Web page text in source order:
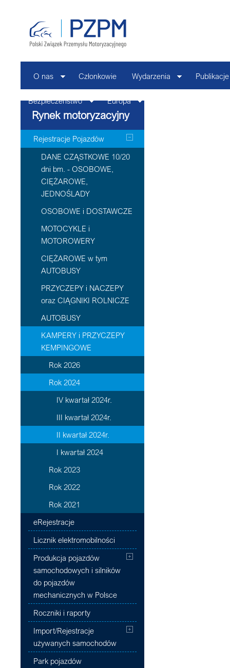
O nas Członkowie Wydarzenia Publikacje
Bezpieczeństwo Europa
Rynek motoryzacyjny
Rejestracje Pojazdów
DANE CZĄSTKOWE 10/20
dni bm. - OSOBOWE,
CIĘŻAROWE,
JEDNOŚLADY
OSOBOWE i DOSTAWCZE
MOTOCYKLE i
MOTOROWERY
CIĘŻAROWE w tym
AUTOBUSY
PRZYCZEPY i NACZEPY
oraz CIĄGNIKI ROLNICZE
AUTOBUSY
KAMPERY i PRZYCZEPY
KEMPINGOWE
Rok 2026
Rok 2024
IV kwartał 2024r.
III kwartał 2024r.
II kwartał 2024r.
I kwartał 2024
Rok 2023
Rok 2022
Rok 2021
eRejestracje
Licznik elektromobilności
Produkcja pojazdów
samochodowych i silników
do pojazdów
mechanicznych w Polsce
Roczniki i raporty
Import/Rejestracje
używanych samochodów
Park pojazdów